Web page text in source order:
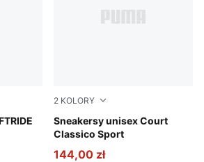
Puma White
2 KOLORY
Sneakersy unisex Court
Classico Sport
PUMA White-PUMA White-
144,00 zł